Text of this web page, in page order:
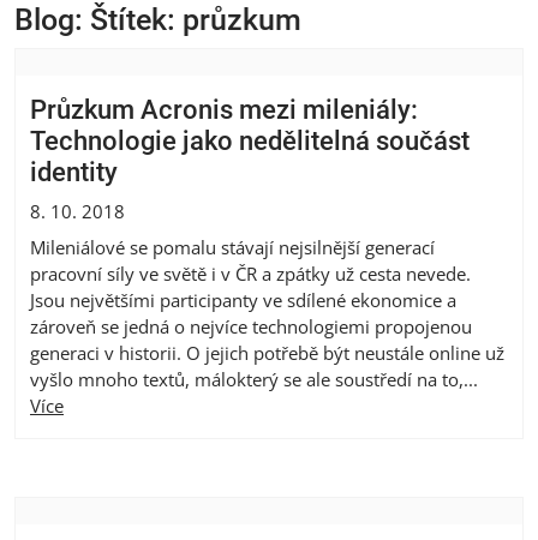
Blog: Štítek: průzkum
Průzkum Acronis mezi mileniály:
Technologie jako nedělitelná součást
identity
8. 10. 2018
Mileniálové se pomalu stávají nejsilnější generací
pracovní síly ve světě i v ČR a zpátky už cesta nevede.
Jsou největšími participanty ve sdílené ekonomice a
zároveň se jedná o nejvíce technologiemi propojenou
generaci v historii. O jejich potřebě být neustále online už
vyšlo mnoho textů, málokterý se ale soustředí na to,...
Více